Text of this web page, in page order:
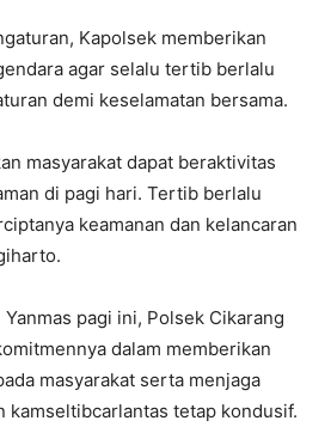
Kapolsek memberikan
agar selalu tertib berlalu
demi keselamatan bersama.
masyarakat dapat beraktivitas
di pagi hari. Tertib berlalu
keamanan dan kelancaran
pagi ini, Polsek Cikarang
dalam memberikan
masyarakat serta menjaga
kamseltibcarlantas tetap kondusif.